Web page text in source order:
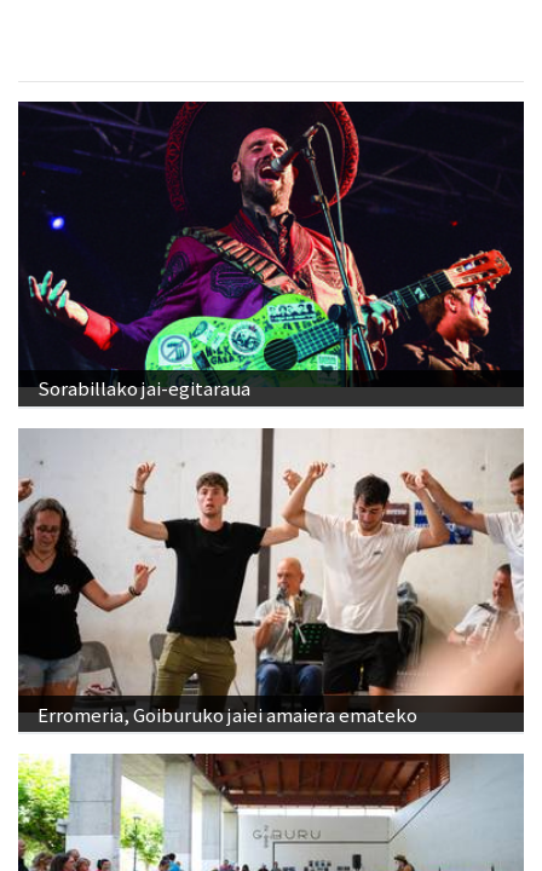
Sorabillako jai-egitaraua
Erromeria, Goiburuko jaiei amaiera emateko